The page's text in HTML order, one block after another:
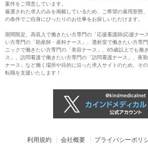
案件をご用意しています。
厳選された求人のみを掲載しているため、ご希望の雇用形態
の条件でご自身にぴったりのお仕事をお探しいただけます。
期間限定、高収入で働きたい方専門の「応援看護師(応援ナー
い方専門の「助産師・産科ナース」、透析室で働きたい方専
ニックで働きたい方専門の「美容ナース」、65歳以上でも働
ス」、訪問看護で働きたい方専門の「訪問看護ナース」、夜
ナース」など働く場所や目的に沿った求人サイトのため、そ
転職を支援いたします！
利用規約 会社概要 プライバシーポリ